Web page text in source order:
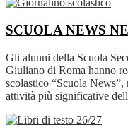
SCUOLA NEWS
Gli alunni della Scuola
Giuliano di Roma hanno
scolastico “Scuola
attività più significative